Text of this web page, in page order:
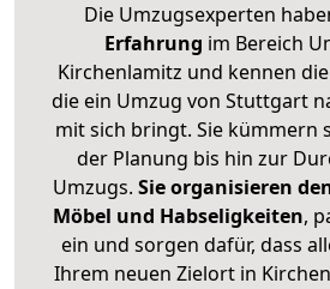
Die Umzugsexperten
Erfahrung im Bereich
Kirchenlamitz und kennen
die ein Umzug von Stuttgart
mit sich bringt. Sie kümmern
der Planung bis hin zur
Umzugs. Sie organisieren
Möbel und Habseligkeiten,
ein und sorgen dafür, dass
Ihrem neuen Zielort in